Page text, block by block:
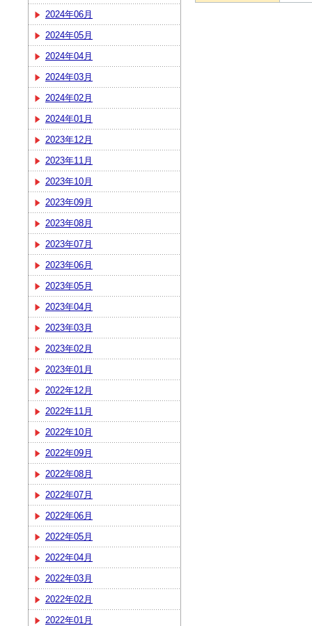
2024年06月
2024年05月
2024年04月
2024年03月
2024年02月
2024年01月
2023年12月
2023年11月
2023年10月
2023年09月
2023年08月
2023年07月
2023年06月
2023年05月
2023年04月
2023年03月
2023年02月
2023年01月
2022年12月
2022年11月
2022年10月
2022年09月
2022年08月
2022年07月
2022年06月
2022年05月
2022年04月
2022年03月
2022年02月
2022年01月